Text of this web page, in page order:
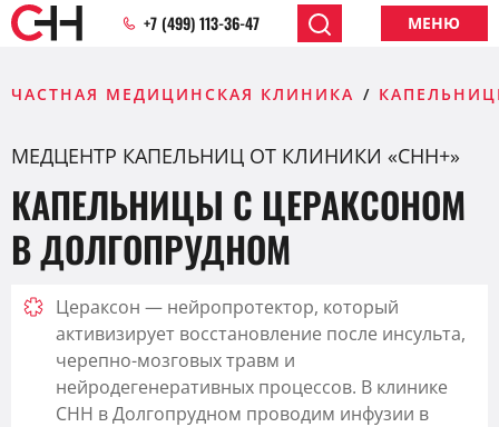
+7 (499) 113-36-47 МЕНЮ
ЧАСТНАЯ МЕДИЦИНСКАЯ КЛИНИКА
МЕДЦЕНТР КАПЕЛЬНИЦ ОТ КЛИНИКИ «CHH+»
КАПЕЛЬНИЦЫ С ЦЕРАКСОНОМ
В ДОЛГОПРУДНОМ
Цераксон — нейропротектор, который
активизирует восстановление после инсульта,
черепно-мозговых травм и
нейродегенеративных процессов. В клинике
CHH в Долгопрудном проводим инфузии в